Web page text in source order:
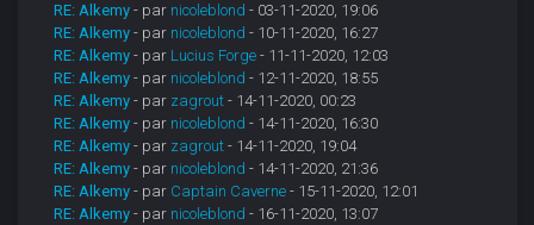
RE: Alkemy - par nicoleblond - 03-11-2020, 19:06
RE: Alkemy - par nicoleblond - 10-11-2020, 16:27
RE: Alkemy - par Lucius Forge - 11-11-2020, 12:03
RE: Alkemy - par nicoleblond - 12-11-2020, 18:55
RE: Alkemy - par zagrout - 14-11-2020, 00:23
RE: Alkemy - par nicoleblond - 14-11-2020, 16:30
RE: Alkemy - par zagrout - 14-11-2020, 19:04
RE: Alkemy - par nicoleblond - 14-11-2020, 21:36
RE: Alkemy - par Captain Caverne - 15-11-2020, 12:01
RE: Alkemy - par nicoleblond - 16-11-2020, 13:07